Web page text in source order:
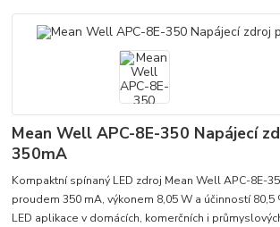
Mean Well APC-8E-350 Napájecí
350mA
Kompaktní spínaný LED zdroj Mean Well APC-8E-
proudem 350 mA, výkonem 8,05 W a účinností
LED aplikace v domácích, komerčních i